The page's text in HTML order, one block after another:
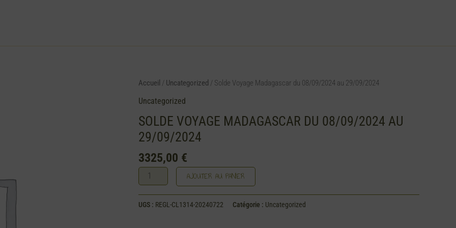
Accueil / Uncategorized / Solde Voyage Madagascar du 08/09/2024 au 29/09/2024
Uncategorized
SOLDE VOYAGE MADAGASCAR DU 08/09/2024 AU
29/09/2024
3325,00 €
quantité
Voyage
Madagascar
08/09/2024
29/09/2024
AJOUTER AU PANIER
UGS : REGL-CL1314-20240722 Catégorie : Uncategorized